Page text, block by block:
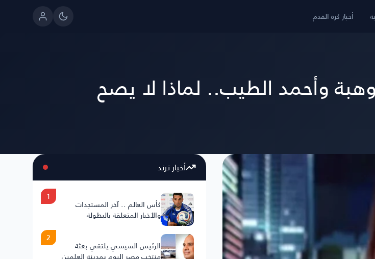
أخبار كرة القدم
وأحمد الطيب.. لماذا لا يصح
أخبار ترند
كأس العالم .. آخر المستجدات
والأخبار المتعلقة بالبطولة
1
الرئيس السيسي يلتقي بعثة
منتخب مصر اليوم بمدينة العلمين
2